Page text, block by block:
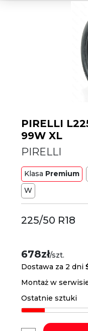
PIRELLI
99W XL
PIRELLI
Klasa Premium
W
225/50 R18
678zł/szt.
Dostawa za 2 dni
Montaż w
Ostatnie sztuki